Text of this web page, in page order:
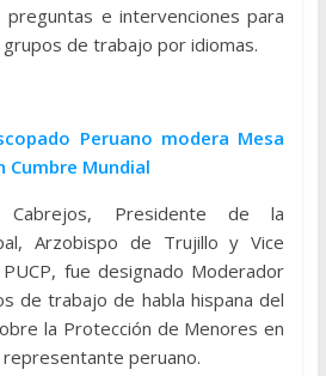
e intervenciones para
de trabajo por idiomas.
Peruano modera Mesa
Cumbre Mundial
Cabrejos, Presidente de la
Arzobispo de Trujillo y Vice
fue designado Moderador
de trabajo de habla hispana del
la Protección de Menores en
representante peruano.